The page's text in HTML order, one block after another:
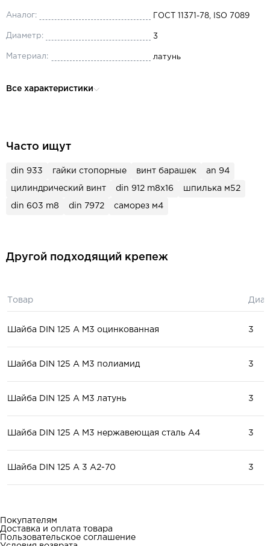
Аналог: ГОСТ 11371-78, ISO 7089
Диаметр: 3
Материал: латунь
Все характеристики
Часто ищут
din 933 гайки стопорные винт барашек an 94
цилиндрический винт din 912 m8x16 шпилька м52
din 603 m8 din 7972 саморез м4
Другой подходящий крепеж
Товар
Шайба DIN 125 A М3 оцинкованная 3
Шайба DIN 125 A М3 полиамид 3
Шайба DIN 125 A М3 латунь 3
Шайба DIN 125 A М3 нержавеющая сталь А4 3
Шайба DIN 125 A 3 А2-70 3
Покупателям
Доставка и оплата товара
Пользовательское соглашение